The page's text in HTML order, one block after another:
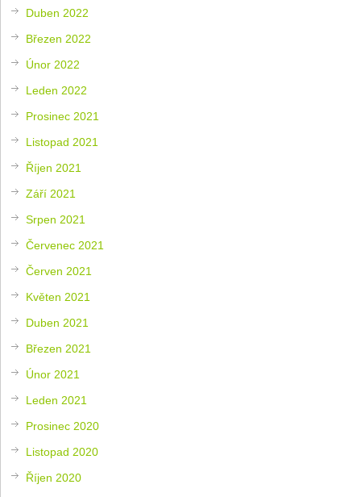
Duben 2022
Březen 2022
Únor 2022
Leden 2022
Prosinec 2021
Listopad 2021
Říjen 2021
Září 2021
Srpen 2021
Červenec 2021
Červen 2021
Květen 2021
Duben 2021
Březen 2021
Únor 2021
Leden 2021
Prosinec 2020
Listopad 2020
Říjen 2020